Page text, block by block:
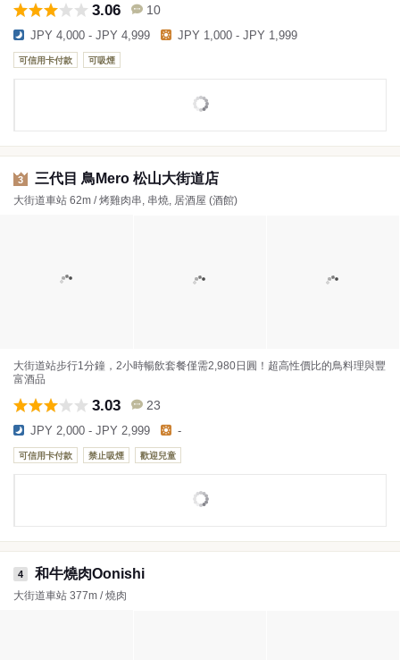
3.06 10
JPY 4,000 - JPY 4,999 JPY 1,000 - JPY 1,999
可信用卡付款 可吸煙
3 三代目 鳥Mero 松山大街道店
大街道車站 62m / 烤雞肉串, 串燒, 居酒屋 (酒館)
大街道站步行1分鐘，2小時暢飲套餐僅需2,980日圓！超高性價比的鳥料理與豐
富酒品
3.03 23
JPY 2,000 - JPY 2,999 -
可信用卡付款 禁止吸煙 歡迎兒童
4 和牛燒肉Oonishi
大街道車站 377m / 燒肉